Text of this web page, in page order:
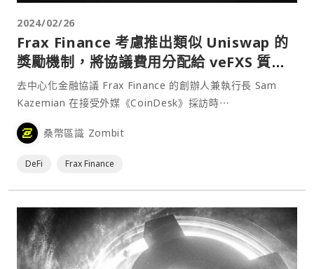
2024/02/26
Frax Finance 考慮推出類似 Uniswap 的
獎勵機制，將協議費用分配給 veFXS 質押
者
去中心化金融協議 Frax Finance 的創辦人兼執行長 Sam
Kazemian 在接受外媒《CoinDesk》採訪時⋯
桑幣區識 Zombit
DeFi Frax Finance